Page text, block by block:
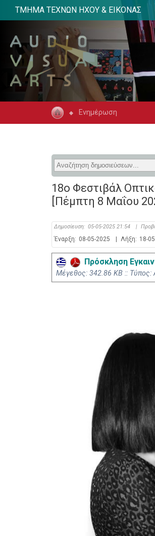
ΤΜΗΜΑ ΤΕΧΝΩΝ ΗΧΟΥ & ΕΙΚΟΝΑΣ
Ενημέρωση
18ο Φεστιβάλ
[Πέμπτη 8 Μαΐου
Δημοσίευση: 05-05-2025 21:54 |
Έναρξη: 08-05-2025 Λήξη: 18-
Πρόσκληση
Mέγεθος: 342.86 KB :: Τύπος: